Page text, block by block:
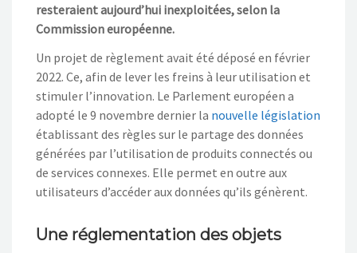
resteraient aujourd’hui inexploitées, selon la
Commission européenne.
Un projet de règlement avait été déposé en février
2022. Ce, afin de lever les freins à leur utilisation et
stimuler l’innovation. Le Parlement européen a
adopté le 9 novembre dernier la nouvelle législation
établissant des règles sur le partage des données
générées par l’utilisation de produits connectés ou
de services connexes. Elle permet en outre aux
utilisateurs d’accéder aux données qu’ils génèrent.
Une réglementation des objets